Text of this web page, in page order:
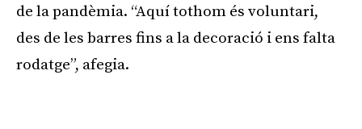
de la pandèmia. “Aquí tothom és voluntari,
des de les barres fins a la decoració i ens falta
rodatge”, afegia.